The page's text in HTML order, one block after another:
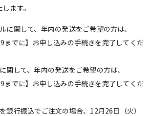
ます。
に関して、年内の発送をご希望の方は、
までに】お申し込みの手続きを完了してくだ
関して、年内の発送をご希望の方は、
までに】お申し込みの手続きを完了してくだ
銀行振込でご注文の場合、12月26日（火）